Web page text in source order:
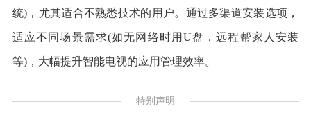
统)，尤其适合不熟悉技术的用户。通过多渠道安装选项，
适应不同场景需求(如无网络时用U盘，远程帮家人安装
等)，大幅提升智能电视的应用管理效率。
特别声明